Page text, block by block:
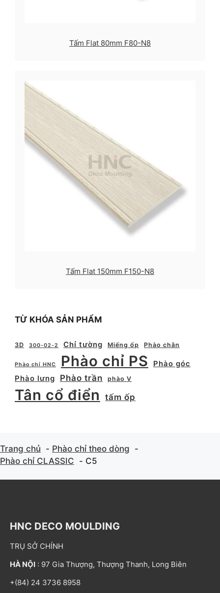
Tấm Flat 80mm F80-N8
Tấm Flat 150mm F150-N8
TỪ KHÓA SẢN PHẨM
3D 300-02-2 Chỉ tường Miếng ốp Phào chân
Phào chỉ HNC Phào chỉ PS
Phào góc
Phào lưng
Phào trần phào V
Tân cổ điển tấm ốp
Trang chủ
Phào chỉ theo dòng
Phào chỉ CLASSIC
C5
HNC DECO MOULDING
TRỤ SỞ CHÍNH
HÀ NỘI : 97 Gia Thượng, Thượng Thanh, Long Biên
+(84) 24 3736 8958